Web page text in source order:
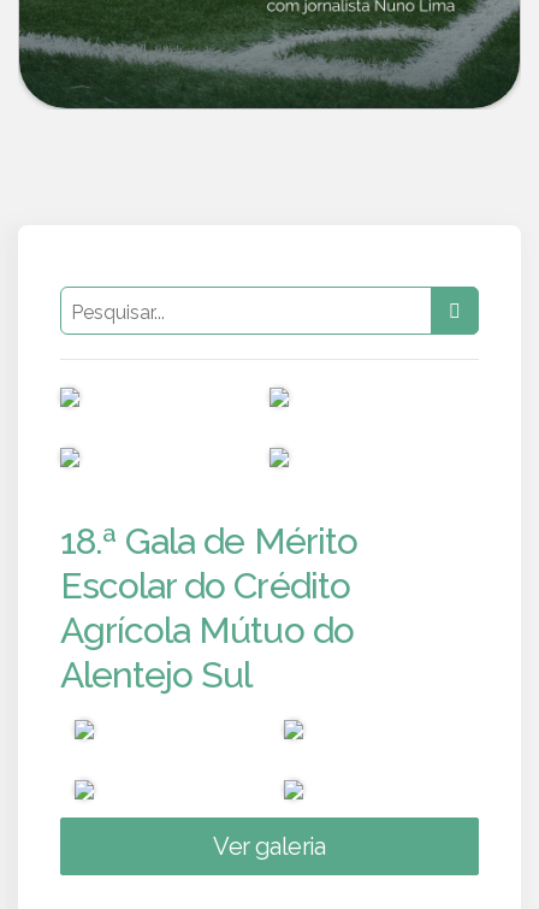
18.ª Gala de Mérito
Escolar do Crédito
Agrícola Mútuo do
Alentejo Sul
Ver galeria